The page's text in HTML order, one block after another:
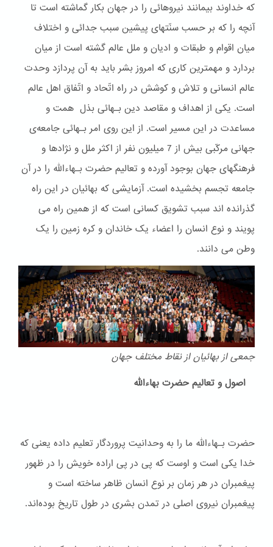
که خداوند بیمانند نیروهائی را در جهان بکار گماشته است تا
آنچه را که بر حسب سنّتهای پیشین سبب جدائی و اختلاف
میان اقوام و طبقات و ادیان و ملل عالم گشته است از میان
بردارد و مهمترین کاری که امروز بشر باید به آن پردازد وحدت
عالم انسانی و تلاش و کوشش در راه اتّحاد و اتّفاق اهل عالم
است. یکی از اهداف و مقاصد دین بـهائی بذل همت و
مساعدت در این مسیر است. از این روی امر بـهائی جامعه‌ی
جهانی مرکّبی بیش از 7 میلیون نفر از اکثر ملل و نژادها و
فرهنگهای جهان بوجود آورده و تعالیم حضرت بـهاءالله را در آن
جامعه تجسم بخشیده است. آزمایشی که بهائیان در این راه
گذرانده اند سبب تشویق کسانی است که از همین راه می
پویند و نوع انسان را اعضاء یک خاندان و کره زمین را یک
وطن می دانند.
جمعی از بهائیان از نقاط مختلف جهان
اصول و تعالیم حضرت بهاءالله
حضرت بـهاءالله ما را به وحدانیت پروردگار تعلیم داده یعنی که
خدا یکی است و اوست که پی در پی اراده خویش را در ظهور
پیغمبران در هر زمان بر نوع انسان ظاهر ساخته است و
پیغمبران نیروی اصلی در تمدن بشری در طول تاریخ بوده‌اند.